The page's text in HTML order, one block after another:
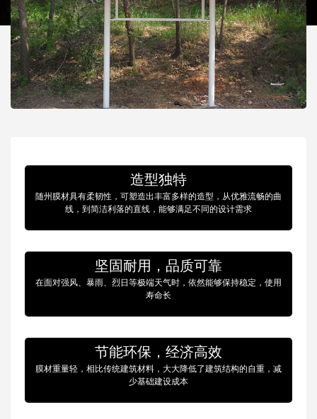
造型独特
随州膜材具有柔韧性，可塑造出丰富多样的造型，从优雅流畅的曲
线，到简洁利落的直线，能够满足不同的设计需求
坚固耐用，品质可靠
在面对强风、暴雨、烈日等极端天气时，依然能够保持稳定，使用
寿命长
节能环保，经济高效
膜材重量轻，相比传统建筑材料，大大降低了建筑结构的自重，减
少基础建设成本